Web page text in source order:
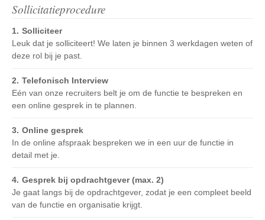
Sollicitatieprocedure
Solliciteer
Leuk dat je solliciteert! We laten je binnen 3 werkdagen weten of
deze rol bij je past.
Telefonisch Interview
Eén van onze recruiters belt je om de functie te bespreken en
een online gesprek in te plannen.
Online gesprek
In de online afspraak bespreken we in een uur de functie in
detail met je.
Gesprek bij opdrachtgever (max. 2)
Je gaat langs bij de opdrachtgever, zodat je een compleet beeld
van de functie en organisatie krijgt.